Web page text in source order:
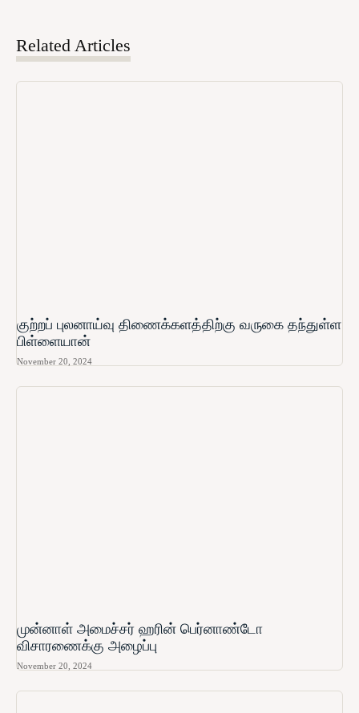
Related Articles
குற்றப் புலனாய்வு திணைக்களத்திற்கு வருகை தந்துள்ள
பிள்ளையான்
November 20, 2024
முன்னாள் அமைச்சர் ஹரின் பெர்னாண்டோ​
விசாரணைக்கு அழைப்பு
November 20, 2024